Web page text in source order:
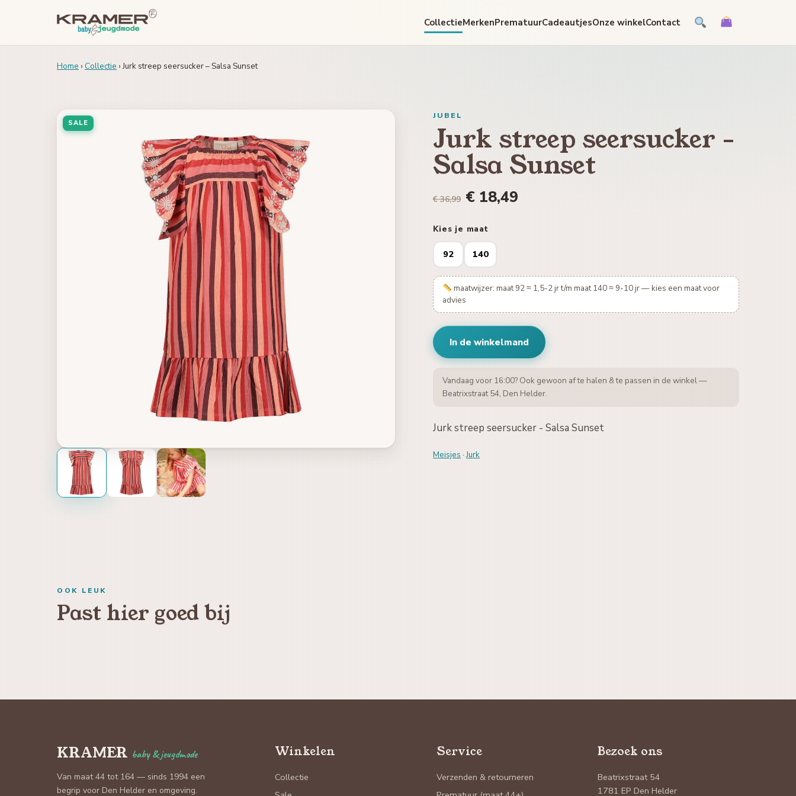
CollectieMerkenPrematuurCadeautjesOnze winkelContact
Home › Collectie › Jurk streep seersucker – Salsa Sunset
SALE
JUBEL
Jurk streep seersucker -
Salsa Sunset
€ 36,99 € 18,49
Kies je maat
92 140
maatwijzer: maat 92 ≈ 1,5-2 jr t/m maat 140 ≈ 9-10 jr — kies een maat voor
advies
In de winkelmand
Vandaag voor 16:00? Ook gewoon af te halen & te passen in de winkel —
Beatrixstraat 54, Den Helder.
Jurk streep seersucker - Salsa Sunset
Meisjes ·Jurk
OOK LEUK
Past hier goed bij
KRAMER baby & jeugdmode
Van maat 44 tot 164 — sinds 1994 een
begrip voor Den Helder en omgeving.
Winkelen
Collectie
Service
Verzenden & retourneren
Bezoek ons
Beatrixstraat 54
1781 EP Den Helder